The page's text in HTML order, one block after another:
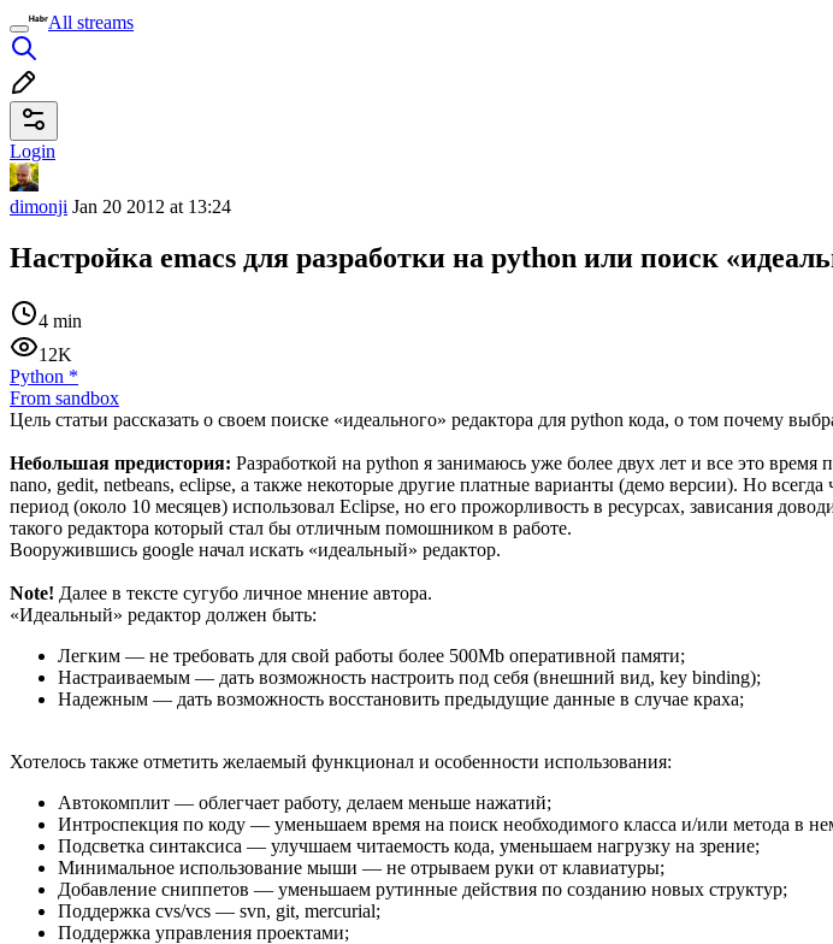
All streams
Login
dimonji Jan 20 2012 at 13:24
Настройка emacs для разработки на python или поиск
4 min
12K
Python *
From sandbox
Цель статьи рассказать о своем поиске «идеального» редактора для python кода, о том почему
Небольшая предистория: Разработкой на python я занимаюсь уже более двух лет и все это
nano, gedit, netbeans, eclipse, а также некоторые другие платные варианты (демо версии). Но
период (около 10 месяцев) использовал Eclipse, но его прожорливость в ресурсах, зависания
такого редактора который стал бы отличным помошником в работе.
Вооружившись google начал искать «идеальный» редактор.
Note! Далее в тексте сугубо личное мнение автора.
«Идеальный» редактор должен быть:
Легким — не требовать для свой работы более 500Mb оперативной памяти;
Настраиваемым — дать возможность настроить под себя (внешний вид, key binding);
Надежным — дать возможность восстановить предыдущие данные в случае краха;
Хотелось также отметить желаемый функционал и особенности использования:
Автокомплит — облегчает работу, делаем меньше нажатий;
Интроспекция по коду — уменьшаем время на поиск необходимого класса и/или метода в
Подсветка синтаксиса — улучшаем читаемость кода, уменьшаем нагрузку на зрение;
Минимальное использование мыши — не отрываем руки от клавиатуры;
Добавление сниппетов — уменьшаем рутинные действия по созданию новых структур;
Поддержка cvs/vcs — svn, git, mercurial;
Поддержка управления проектами;